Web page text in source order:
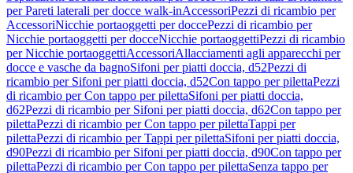
per Pareti laterali per docce walk-inAccessoriPezzi di ricambio per
AccessoriNicchie portaoggetti per doccePezzi di ricambio per
Nicchie portaoggetti per docceNicchie portaoggettiPezzi di ricambio
per Nicchie portaoggettiAccessoriAllacciamenti agli apparecchi per
docce e vasche da bagnoSifoni per piatti doccia, d52Pezzi di
ricambio per Sifoni per piatti doccia, d52Con tappo per pilettaPezzi
di ricambio per Con tappo per pilettaSifoni per piatti doccia,
d62Pezzi di ricambio per Sifoni per piatti doccia, d62Con tappo per
pilettaPezzi di ricambio per Con tappo per pilettaTappi per
pilettaPezzi di ricambio per Tappi per pilettaSifoni per piatti doccia,
d90Pezzi di ricambio per Sifoni per piatti doccia, d90Con tappo per
pilettaPezzi di ricambio per Con tappo per pilettaSenza tappo per